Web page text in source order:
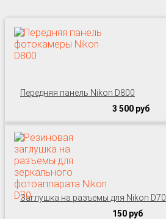
Передняя панель Nikon D800
3 500 руб
Заглушка на разъемы для Nikon D70
150 руб